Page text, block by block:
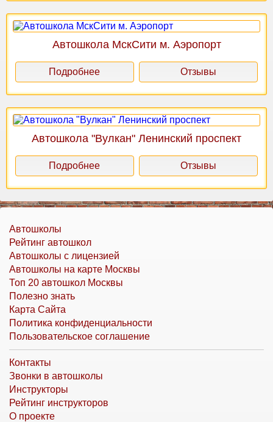
Автошкола МскСити м. Аэропорт
Подробнее Отзывы
Автошкола "Вулкан" Ленинский проспект
Подробнее Отзывы
Автошколы
Рейтинг автошкол
Автошколы с лицензией
Автошколы на карте Москвы
Топ 20 автошкол Москвы
Полезно знать
Карта Сайта
Политика конфиденциальности
Пользовательское соглашение
Контакты
Звонки в автошколы
Инструкторы
Рейтинг инструкторов
О проекте